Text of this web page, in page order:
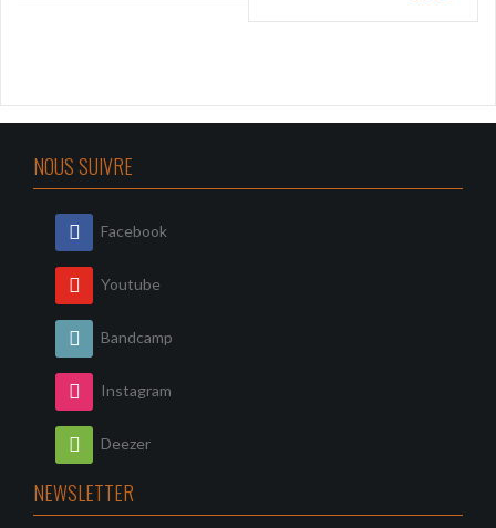
NOUS SUIVRE
Facebook
Youtube
Bandcamp
Instagram
Deezer
NEWSLETTER